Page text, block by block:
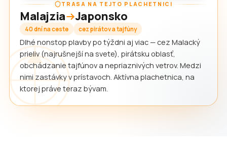
TRASA NA TEJTO PLACHETNICI
Malajzia Japonsko
40 dní na ceste cez pirátov a tajfúny
Dlhé nonstop plavby po týždni aj viac — cez Malacký
prieliv (najrušnejší na svete), pirátsku oblasť,
obchádzanie tajfúnov a nepriaznivých vetrov. Medzi
nimi zastávky v prístavoch. Aktívna plachetnica, na
ktorej práve teraz bývam.